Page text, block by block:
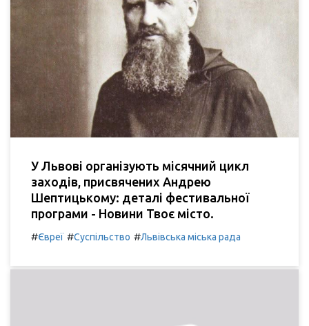
У Львові організують місячний цикл
заходів, присвячених Андрею
Шептицькому: деталі фестивальної
програми - Новини Твоє місто.
#Євреї #Суспільство #Львівська міська рада